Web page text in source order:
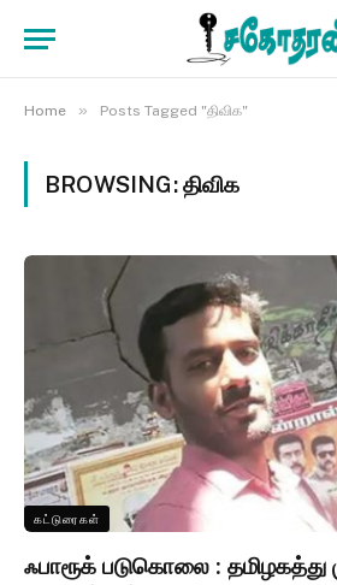
Home » Posts Tagged "திவிக"
BROWSING:திவிக
கட்டுரைகள்
ஃபாரூக் படுகொலை : தமிழகத்து